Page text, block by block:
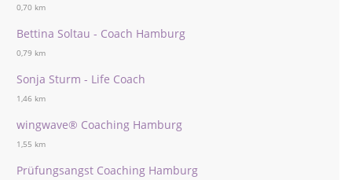
0,70 km
Bettina Soltau - Coach Hamburg
0,79 km
Sonja Sturm - Life Coach
1,46 km
wingwave® Coaching Hamburg
1,55 km
Prüfungsangst Coaching Hamburg